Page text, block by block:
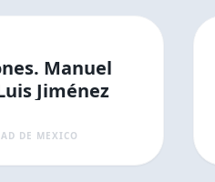
Manuel
Jiménez
DE MEXICO
9